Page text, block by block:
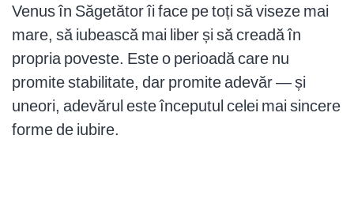
Venus în Săgetător îi face pe toți să viseze mai
mare, să iubească mai liber și să creadă în
propria poveste. Este o perioadă care nu
promite stabilitate, dar promite adevăr — și
uneori, adevărul este începutul celei mai sincere
forme de iubire.